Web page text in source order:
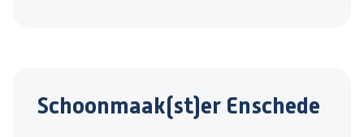
Schoonmaak(st)er Enschede